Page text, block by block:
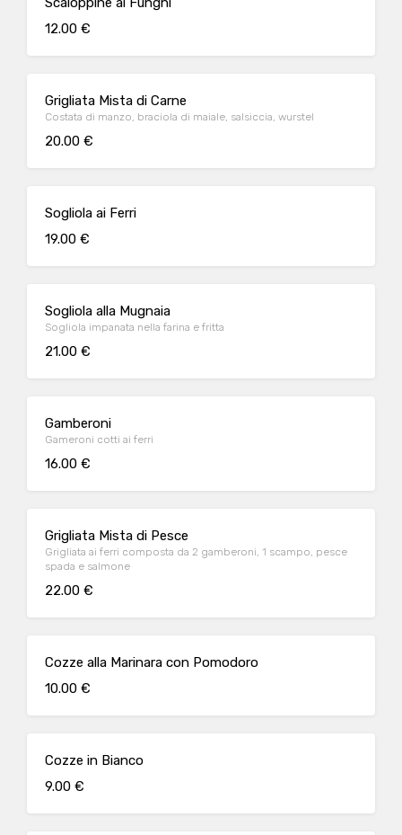
12.00 €
Grigliata Mista di Carne
Costata di manzo, braciola di maiale, salsiccia, wurstel
20.00 €
Sogliola ai Ferri
19.00 €
Sogliola alla Mugnaia
Sogliola impanata nella farina e fritta
21.00 €
Gamberoni
Gameroni cotti ai ferri
16.00 €
Grigliata Mista di Pesce
Grigliata ai ferri composta da 2 gamberoni, 1 scampo, pesce
spada e salmone
22.00 €
Cozze alla Marinara con Pomodoro
10.00 €
Cozze in Bianco
9.00 €